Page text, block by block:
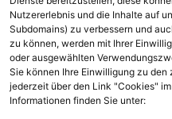
Nutzererlebnis und die Inhalte auf
Subdomains) zu verbessern und
zu können, werden mit Ihrer
oder ausgewählten
Sie können Ihre Einwilligung zu
jederzeit über den Link "Cookies"
Informationen finden Sie unter: